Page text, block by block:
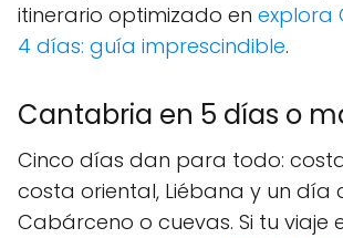
itinerario optimizado en explora
4 días: guía imprescindible.
Cantabria en 5 días o
Cinco días dan para todo:
costa oriental, Liébana y un día
Cabárceno o cuevas. Si tu viaje